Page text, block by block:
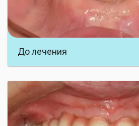
До лечения
носить съемные протезы.
установке имплантов на обе
предварительными синус